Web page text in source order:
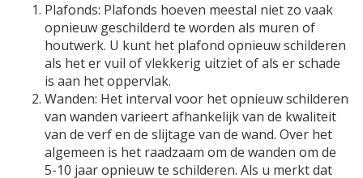
Plafonds: Plafonds hoeven meestal niet zo vaak
opnieuw geschilderd te worden als muren of
houtwerk. U kunt het plafond opnieuw schilderen
als het er vuil of vlekkerig uitziet of als er schade
is aan het oppervlak.
Wanden: Het interval voor het opnieuw schilderen
van wanden varieert afhankelijk van de kwaliteit
van de verf en de slijtage van de wand. Over het
algemeen is het raadzaam om de wanden om de
5-10 jaar opnieuw te schilderen. Als u merkt dat